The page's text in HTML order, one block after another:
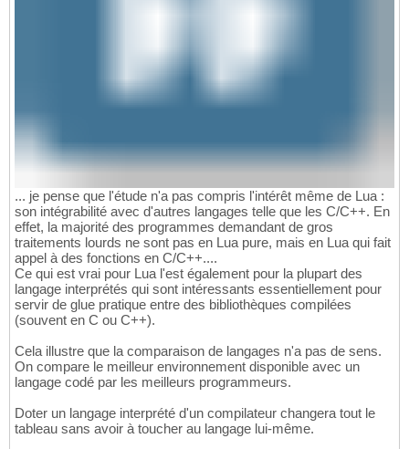
... je pense que l'étude n'a pas compris l'intérêt même de Lua :
son intégrabilité avec d'autres langages telle que les C/C++. En
effet, la majorité des programmes demandant de gros
traitements lourds ne sont pas en Lua pure, mais en Lua qui fait
appel à des fonctions en C/C++....
Ce qui est vrai pour Lua l'est également pour la plupart des
langage interprétés qui sont intéressants essentiellement pour
servir de glue pratique entre des bibliothèques compilées
(souvent en C ou C++).
Cela illustre que la comparaison de langages n'a pas de sens.
On compare le meilleur environnement disponible avec un
langage codé par les meilleurs programmeurs.
Doter un langage interprété d'un compilateur changera tout le
tableau sans avoir à toucher au langage lui-même.